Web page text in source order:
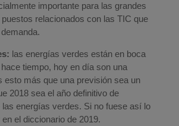
importante para las grandes
relacionados con las TIC que
las energías verdes están en boca
tiempo, hoy en día son una
esto más que una previsión sea un
2018 sea el año definitivo de
las energías verdes. Si no fuese así lo
el diccionario de 2019.